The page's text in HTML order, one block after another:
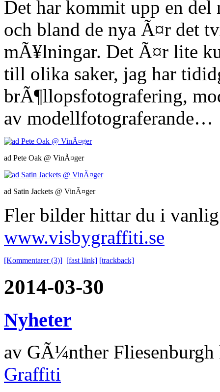
Det har kommit upp en
och bland de nya Ã¤r det
mÃ¥lningar. Det Ã¤r lite
till olika saker, jag har
brÃ¶llopsfotografering,
av modellfotograferande…
ad Pete Oak @ VinÃ¤ger
ad Satin Jackets @ VinÃ¤ger
Fler bilder hittar du i
www.visbygraffiti.se
[Kommentarer (3)] [fast länk] [trackback]
2014-03-30
Nyheter
av GÃ¼nther Fliesenburgh
Graffiti